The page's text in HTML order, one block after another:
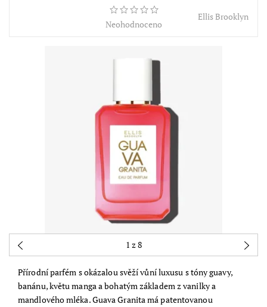
Neohodnoceno
Ellis Brooklyn
1 z 8
Přírodní parfém s okázalou svěží vůní luxusu s tónyguavy,
banánu, květu manga a bohatým základem z vanilky a
mandlového mléka. Guava Granita má patentovanou